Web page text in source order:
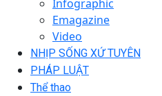
Infographic
Emagazine
Video
NHỊP SỐNG XỨ TUYÊN
PHÁP LUẬT
Thể thao